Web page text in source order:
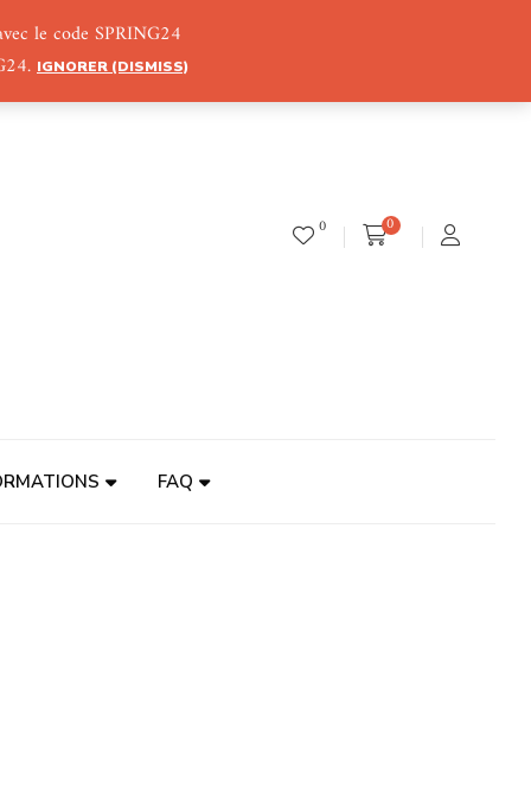
le code SPRING24
IGNORER (DISMISS)
0 0
FAQ